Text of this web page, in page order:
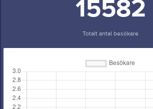
15582
Totalt antal besökare